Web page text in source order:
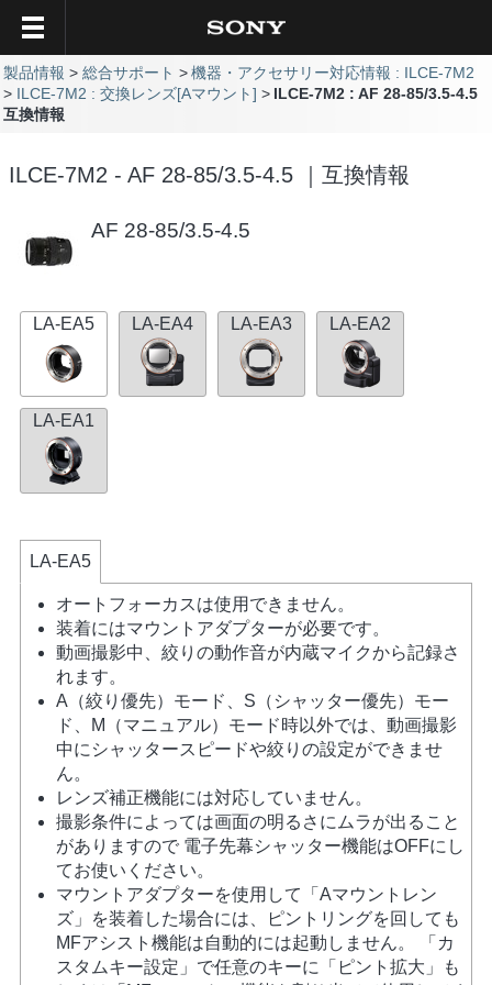
製品情報 総合サポート
機器・アクセサリー対応情報 : ILCE-7M2
ILCE-7M2 : 交換レンズ[Aマウント]
ILCE-7M2 : AF 28-85/3.5-4.5
互換情報
ILCE-7M2 - AF 28-85/3.5-4.5 ｜互換情報
AF 28-85/3.5-4.5
LA-EA5 LA-EA4 LA-EA3 LA-EA2
LA-EA1
LA-EA5
オートフォーカスは使用できません。
装着にはマウントアダプターが必要です。
動画撮影中、絞りの動作音が内蔵マイクから記録さ
れます。
A（絞り優先）モード、S（シャッター優先）モー
ド、M（マニュアル）モード時以外では、動画撮影
中にシャッタースピードや絞りの設定ができませ
ん。
レンズ補正機能には対応していません。
撮影条件によっては画面の明るさにムラが出ること
がありますので 電子先幕シャッター機能はOFFにし
てお使いください。
マウントアダプターを使用して「Aマウントレン
ズ」を装着した場合には、ピントリングを回しても
MFアシスト機能は自動的には起動しません。 「カ
スタムキー設定」で任意のキーに「ピント拡大」も